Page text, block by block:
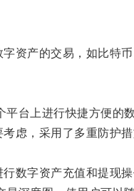
产的交易，如比特币
台上进行快捷方便的数
，采用了多重防护措
字资产充值和提现操